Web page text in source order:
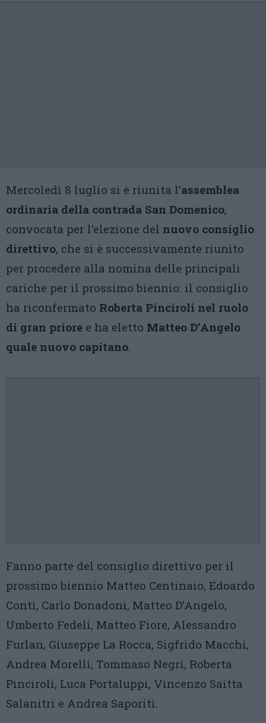
Mercoledì 8 luglio si è riunita l’assemblea
ordinaria della contrada San Domenico,
convocata per l’elezione del nuovo consiglio
direttivo, che si è successivamente riunito
per procedere alla nomina delle principali
cariche per il prossimo biennio: il consiglio
ha riconfermato Roberta Pinciroli nel ruolo
di gran priore e ha eletto Matteo D’Angelo
quale nuovo capitano.
Fanno parte del consiglio direttivo per il
prossimo biennio Matteo Centinaio, Edoardo
Conti, Carlo Donadoni, Matteo D’Angelo,
Umberto Fedeli, Matteo Fiore, Alessandro
Furlan, Giuseppe La Rocca, Sigfrido Macchi,
Andrea Morelli, Tommaso Negri, Roberta
Pinciroli, Luca Portaluppi, Vincenzo Saitta
Salanitri e Andrea Saporiti.